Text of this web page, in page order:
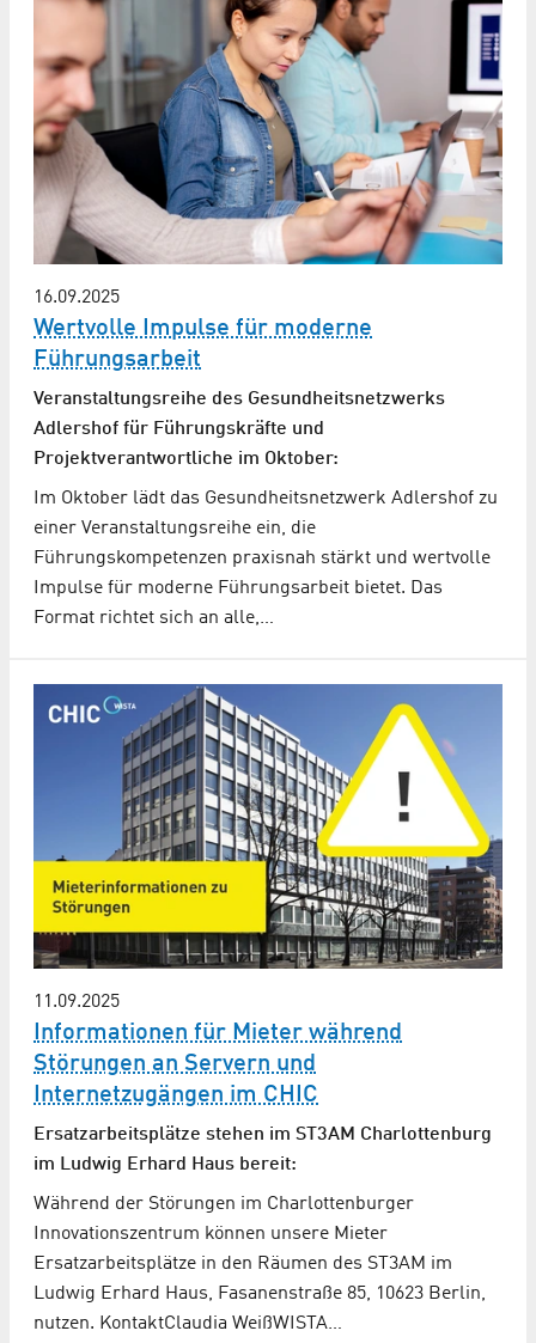
16.09.2025
Wertvolle Impulse für moderne
Führungsarbeit
Veranstaltungsreihe des Gesundheits­netzwerks
Adlershof für Führungskräfte und
Projektverantwortliche im Oktober:
Im Oktober lädt das Gesundheitsnetzwerk Adlershof zu
einer Veranstaltungsreihe ein, die
Führungskompetenzen praxisnah stärkt und wertvolle
Impulse für moderne Führungsarbeit bietet. Das
Format richtet sich an alle,…
11.09.2025
Informationen für Mieter während
Störungen an Servern und
Internetzugängen im CHIC
Ersatzarbeitsplätze stehen im ST3AM Charlottenburg
im Ludwig Erhard Haus bereit:
Während der Störungen im Charlottenburger
Innovationszentrum können unsere Mieter
Ersatzarbeitsplätze in den Räumen des ST3AM im
Ludwig Erhard Haus, Fasanenstraße 85, 10623 Berlin,
nutzen. KontaktClaudia WeißWISTA…